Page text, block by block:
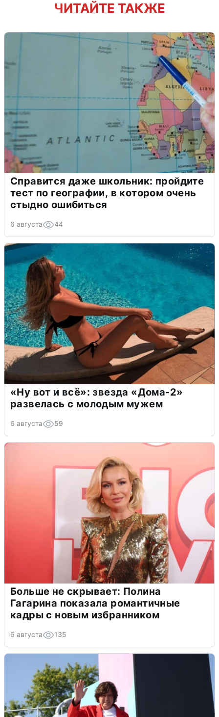
ЧИТАЙТЕ ТАКЖЕ
Справится даже школьник: пройдите
тест по географии, в котором очень
стыдно ошибиться
6 августа 44
«Ну вот и всё»: звезда «Дома-2»
развелась с молодым мужем
6 августа 59
Больше не скрывает: Полина
Гагарина показала романтичные
кадры с новым избранником
6 августа 135